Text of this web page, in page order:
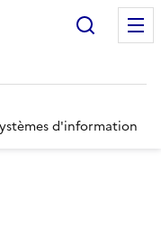
d'information